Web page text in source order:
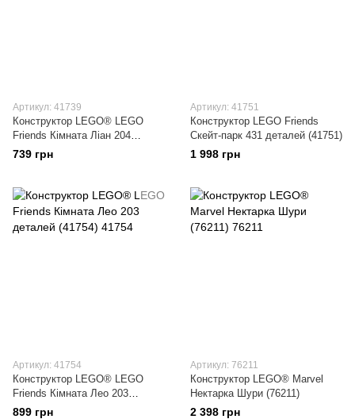
Артикул: 41739
Конструктор LEGO® LEGO
Friends Кімната Ліан 204
деталей (41739)
739 грн
Артикул: 41751
Конструктор LEGO Friends
Скейт-парк 431 деталей (41751)
1 998 грн
Артикул: 41754
Конструктор LEGO® LEGO
Friends Кімната Лео 203
деталей (41754)
899 грн
Артикул: 76211
Конструктор LEGO® Marvel
Нектарка Шури (76211)
2 398 грн